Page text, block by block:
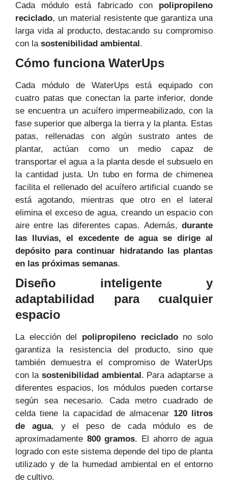
Cada módulo está fabricado con polipropileno
reciclado, un material resistente que garantiza una
larga vida al producto, destacando su compromiso
con la sostenibilidad ambiental .
Cómo funciona WaterUps
Cada módulo de WaterUps está equipado con
cuatro patas que conectan la parte inferior, donde
se encuentra un acuífero impermeabilizado, con la
fase superior que alberga la tierra y la planta. Estas
patas, rellenadas con algún sustrato antes de
plantar, actúan como un medio capaz de
transportar el agua a la planta desde el subsuelo en
la cantidad justa. Un tubo en forma de chimenea
facilita el rellenado del acuífero artificial cuando se
está agotando, mientras que otro en el lateral
elimina el exceso de agua, creando un espacio con
aire entre las diferentes capas. Además, durante
las lluvias, el excedente de agua se dirige al
depósito para continuar hidratando las plantas
en las próximas semanas.
Diseño inteligente y
adaptabilidad para cualquier
espacio
La elección del polipropileno recicladono solo
garantiza la resistencia del producto, sino que
también demuestra el compromiso de WaterUps
con la sostenibilidad ambiental . Para adaptarse a
diferentes espacios, los módulos pueden cortarse
según sea necesario. Cada metro cuadrado de
celda tiene la capacidad de almacenar 120 litros
de agua, y el peso de cada módulo es de
aproximadamente 800 gramos. El ahorro de agua
logrado con este sistema depende del tipo de planta
utilizado y de la humedad ambiental en el entorno
de cultivo.